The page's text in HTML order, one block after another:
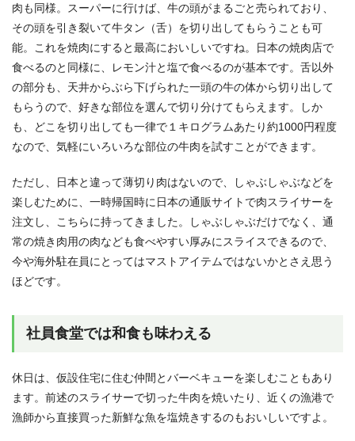
肉も同様。スーパーに行けば、牛の頭がまるごと売られており、
その頭を引き裂いて牛タン（舌）を切り出してもらうことも可
能。これを焼肉にすると最高においしいですね。日本の焼肉店で
食べるのと同様に、レモン汁と塩で食べるのが基本です。舌以外
の部分も、天井からぶら下げられた一頭の牛の体から切り出して
もらうので、好きな部位を選んで切り分けてもらえます。しか
も、どこを切り出しても一律で１キログラムあたり約1000円程度
なので、気軽にいろいろな部位の牛肉を試すことができます。
ただし、日本と違って薄切り肉はないので、しゃぶしゃぶなどを
楽しむために、一時帰国時に日本の通販サイトで肉スライサーを
注文し、こちらに持ってきました。しゃぶしゃぶだけでなく、通
常の焼き肉用の肉なども食べやすい厚みにスライスできるので、
今や海外駐在員にとってはマストアイテムではないかとさえ思う
ほどです。
社員食堂では和食も味わえる
休日は、仮設住宅に住む仲間とバーベキューを楽しむこともあり
ます。前述のスライサーで切った牛肉を焼いたり、近くの漁港で
漁師から直接買った新鮮な魚を塩焼きするのもおいしいですよ。